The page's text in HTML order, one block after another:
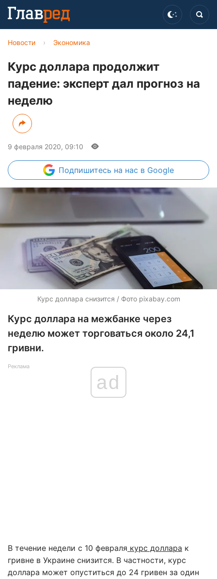
Новости › Экономика
Курс доллара продолжит
падение: эксперт дал прогноз на
неделю
9 февраля 2020, 09:10
Подпишитесь на нас в Google
Курс доллара снизится / Фото pixabay.com
Курс доллара на межбанке через
неделю может торговаться около 24,1
гривни.
Реклама
ad
В течение недели с 10 февраля курс доллара к
гривне в Украине снизится. В частности, курс
доллара может опуститься до 24 гривен за один